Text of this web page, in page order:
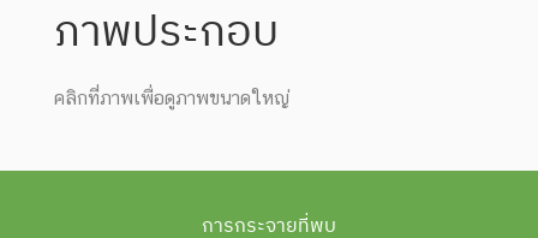
ภาพประกอบ
คลิกที่ภาพเพื่อดูภาพขนาดใหญ่
การกระจายที่พบ